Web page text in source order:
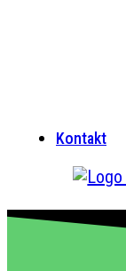
Kontakt